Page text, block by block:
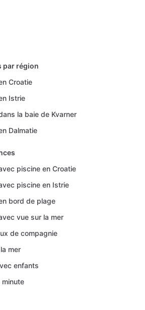
par région
Croatie
Istrie
la baie de Kvarner
Dalmatie
piscine en Croatie
piscine en Istrie
bord de plage
vue sur la mer
de compagnie
mer
enfants
minute